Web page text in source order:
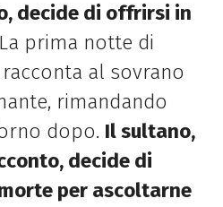
decide di offrirsi in
prima notte di
racconta al sovrano
rimandando
dopo. Il sultano,
decide di
per ascoltarne